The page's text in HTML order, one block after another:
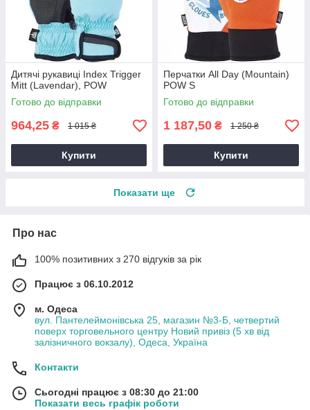
Дитячі рукавиці Index Trigger
Mitt (Lavendar), POW
Готово до відправки
964,25 ₴ 1 015 ₴
Купити
Перчатки All Day (Mountain)
POW S
Готово до відправки
1 187,50 ₴ 1 250 ₴
Купити
Показати ще
Про нас
100% позитивних з 270 відгуків за рік
Працює з 06.10.2012
м. Одеса
вул. Пантелеймонівська 25, магазин №3-Б, четвертий
поверх торговельного центру Новий привіз (5 хв від
залізничного вокзалу), Одеса, Україна
Контакти
Сьогодні працює з 08:30 до 21:00
Показати весь графік роботи